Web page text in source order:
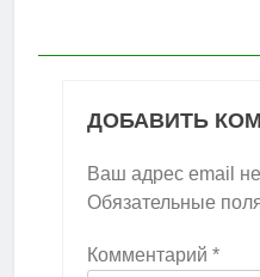
ДОБАВИТЬ
Ваш адрес email
Обязательные
Комментарий *